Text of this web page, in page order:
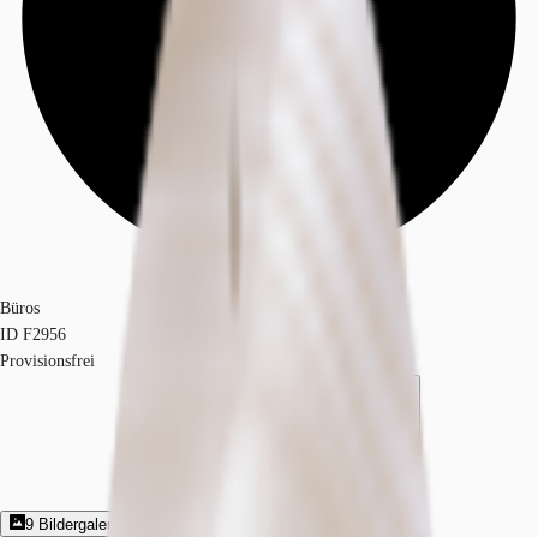
Coworking
Ihre Ansprechpartner
Büros
ID F2956
Provisionsfrei
9 Bildergalerie